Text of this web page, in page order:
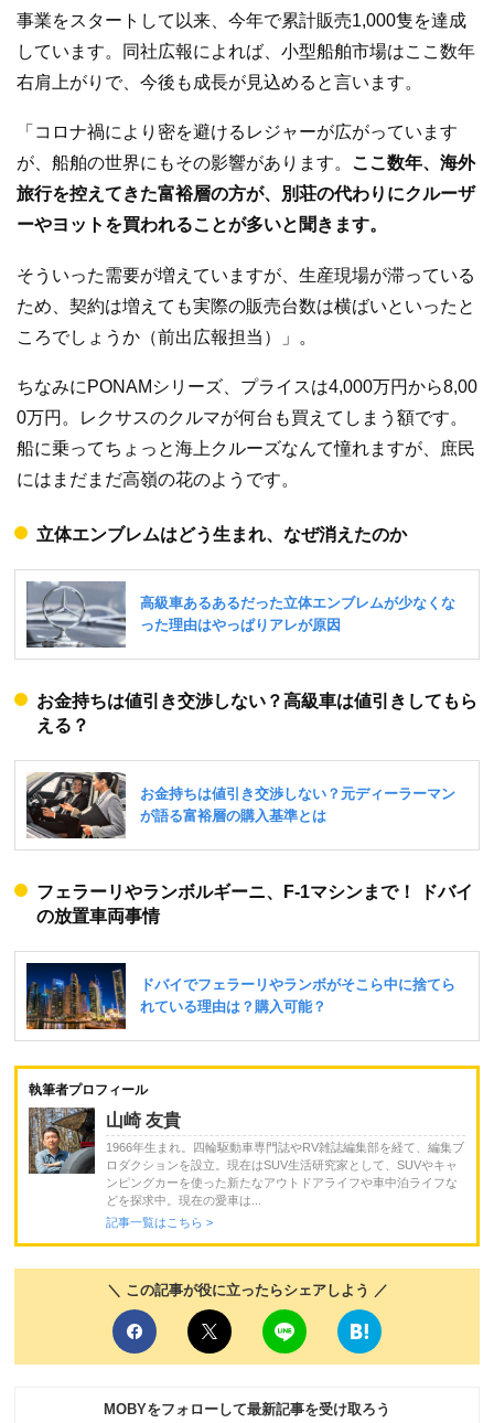
事業をスタートして以来、今年で累計販売1,000隻を達成
しています。同社広報によれば、小型船舶市場はここ数年
右肩上がりで、今後も成長が見込めると言います。
「コロナ禍により密を避けるレジャーが広がっています
が、船舶の世界にもその影響があります。
ここ数年、海外
旅行を控えてきた富裕層の方が、別荘の代わりにクルーザ
ーやヨットを買われることが多いと聞きます。
そういった需要が増えていますが、生産現場が滞っている
ため、契約は増えても実際の販売台数は横ばいといったと
ころでしょうか（前出広報担当）」。
ちなみにPONAMシリーズ、プライスは4,000万円から8,00
0万円。レクサスのクルマが何台も買えてしまう額です。
船に乗ってちょっと海上クルーズなんて憧れますが、庶民
にはまだまだ高嶺の花のようです。
立体エンブレムはどう生まれ、なぜ消えたのか
お金持ちは値引き交渉しない？高級車は値引きしてもら
える？
フェラーリやランボルギーニ、F-1マシンまで！ ドバイ
の放置車両事情
執筆者プロフィール
山崎 友貴
1966年生まれ。四輪駆動車専門誌やRV雑誌編集部を経て、編集ブ
ロダクションを設立。現在はSUV生活研究家として、SUVやキャ
ンピングカーを使った新たなアウトドアライフや車中泊ライフな
どを探求中。現在の愛車は...
記事一覧はこちら >
＼ この記事が役に立ったらシェアしよう ／
MOBYをフォローして最新記事を受け取ろう